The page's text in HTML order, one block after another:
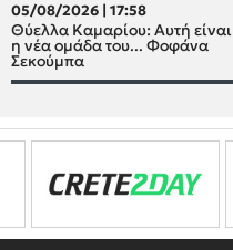
05/08/2026 | 17:58
Θύελλα Καμαρίου: Αυτή είναι
η νέα ομάδα του... Φοφάνα
Σεκούμπα